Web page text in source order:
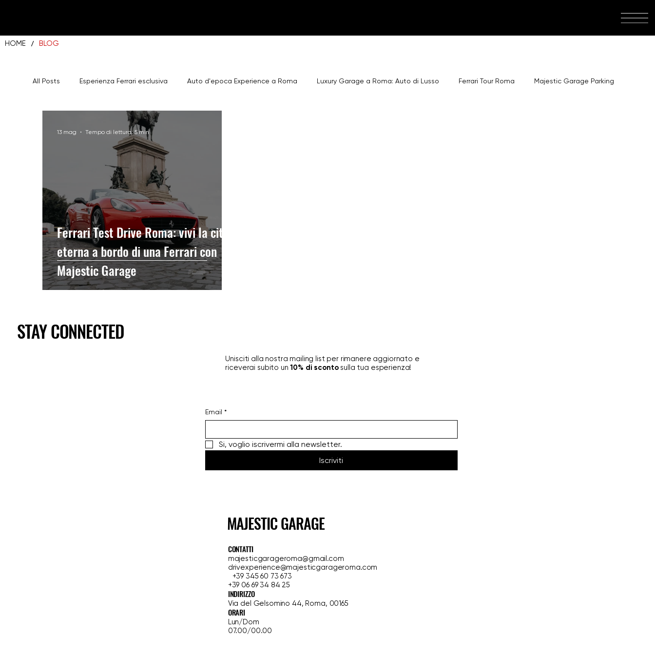
HOME / BLOG
All Posts Esperienza Ferrari esclusiva Auto d'epoca Experience a Roma Luxury Garage a Roma: Auto di Lusso Ferrari Tour Roma Majestic Garage Parking
Majestic Garage Parcheggio Roma
Ferrari Test Drive Roma: vivi la città
eterna a bordo di una Ferrari con
Majestic Garage
13 mag Tempo di lettura: 5 min
STAY CONNECTED
Unisciti alla nostra mailing list per rimanere aggiornato e
riceverai subito un10% di scontosulla tua esperienza!
Email *
Si, voglio iscrivermi alla newsletter.
Iscriviti
MAJESTIC GARAGE
CONTATTI
majesticgarageroma@gmail.com
drivexperience@majesticgarageroma.com
+39 345 60 73 673
+39 06 69 34 84 25
INDIRIZZO
Via del Gelsomino 44, Roma, 00165
ORARI
Lun/Dom
07.00/00.00